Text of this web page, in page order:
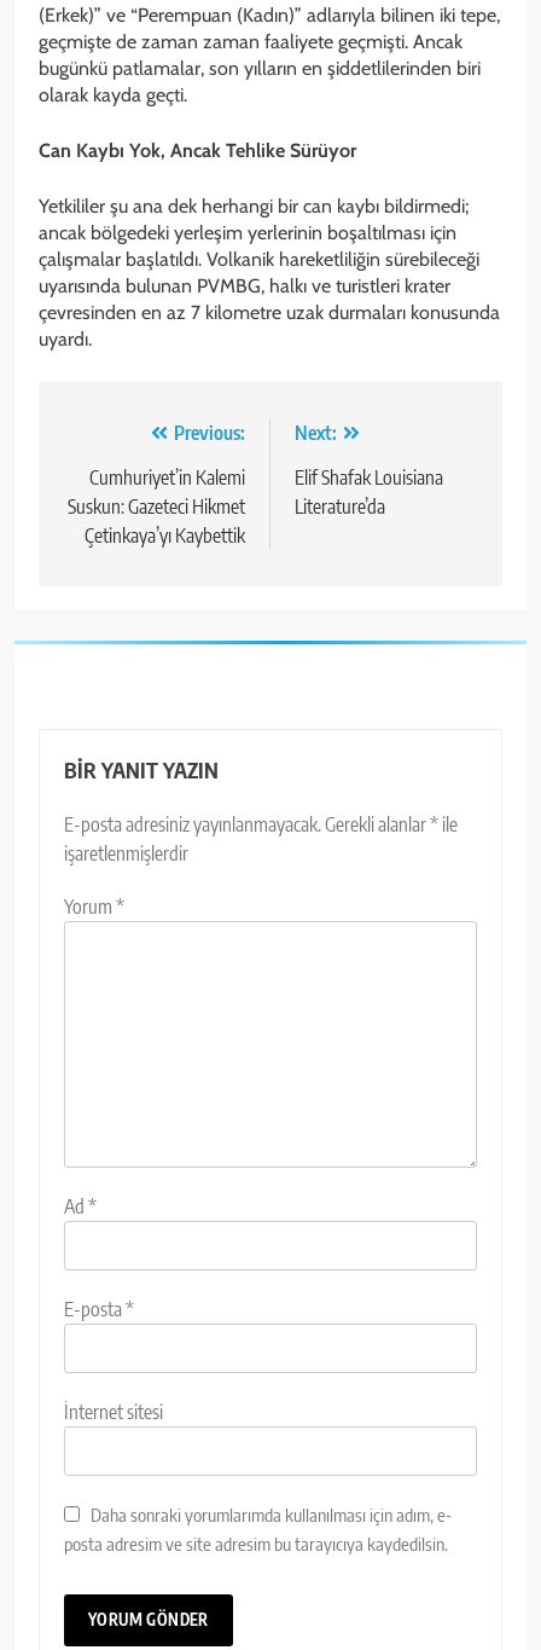
(Erkek)” ve “Perempuan (Kadın)” adlarıyla bilinen iki tepe,
geçmişte de zaman zaman faaliyete geçmişti. Ancak
bugünkü patlamalar, son yılların en şiddetlilerinden biri
olarak kayda geçti.
Can Kaybı Yok, Ancak Tehlike Sürüyor
Yetkililer şu ana dek herhangi bir can kaybı bildirmedi;
ancak bölgedeki yerleşim yerlerinin boşaltılması için
çalışmalar başlatıldı. Volkanik hareketliliğin sürebileceği
uyarısında bulunan PVMBG, halkı ve turistleri krater
çevresinden en az 7 kilometre uzak durmaları konusunda
uyardı.
gezinmesi
Previous:
Cumhuriyet’in Kalemi
Suskun: Gazeteci Hikmet
Çetinkaya’yı Kaybettik
Next:
Elif Shafak Louisiana
Literature’da
BIR YANIT YAZIN
E-posta adresiniz yayınlanmayacak.Gerekli alanlar* ile
işaretlenmişlerdir
Yorum *
Ad *
E-posta*
İnternet sitesi
Daha sonraki yorumlarımda kullanılması için adım, e-
posta adresim ve site adresim bu tarayıcıya kaydedilsin.